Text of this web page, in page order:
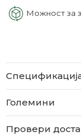
Можност за
Големини
Провери